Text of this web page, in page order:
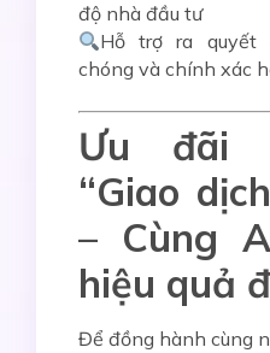
độ nhà đầu tư
Hỗ trợ ra quyết
chóng và chính xác
Ưu đãi
“Giao
– Cùng
hiệu quả
Để đồng hành cùng